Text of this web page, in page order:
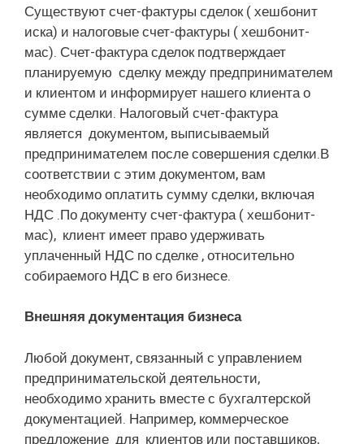
Существуют счет-фактуры сделок ( хешбонит
иска) и налоговые счет-фактуры ( хешбонит-
мас). Счет-фактура сделок подтверждает
планируемую сделку между предпринимателем
и клиентом и информирует нашего клиента о
сумме сделки. Налоговый счет-фактура
является документом, выписываемый
предпринимателем после совершения сделки.В
соответствии с этим документом, вам
необходимо оплатить сумму сделки, включая
НДС .По документу счет-фактура ( хешбонит-
мас), клиент имеет право удерживать
уплаченный НДС по сделке , относительно
собираемого НДС в его бизнесе.
Внешняя документация бизнеса
Любой документ, связанный с управлением
предпринимательской деятельности,
необходимо хранить вместе с бухгалтерской
документацией. Например, коммерческое
предложение для клиентов или поставщиков,